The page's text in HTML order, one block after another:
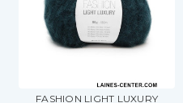
FASHION LIGHT LUXURY